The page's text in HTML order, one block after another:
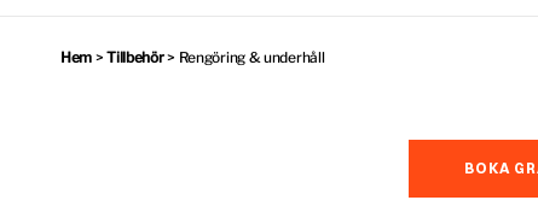
Hem >Tillbehör> Rengöring & underhåll
BOKA